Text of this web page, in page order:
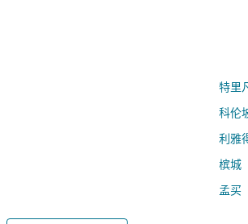
特里
科伦
利雅
槟城
孟买